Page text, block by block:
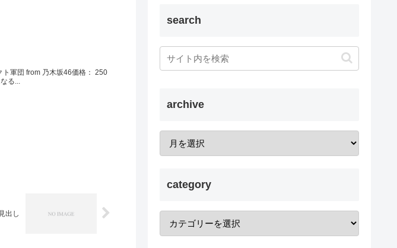
軍団 from 乃木坂46価格： 250
る...
出し
search
archive
category